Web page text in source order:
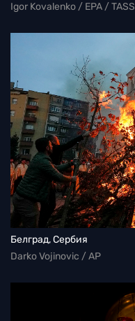
Igor Kovalenko / EPA / TASS
Белград, Сербия
Darko Vojinovic / AP